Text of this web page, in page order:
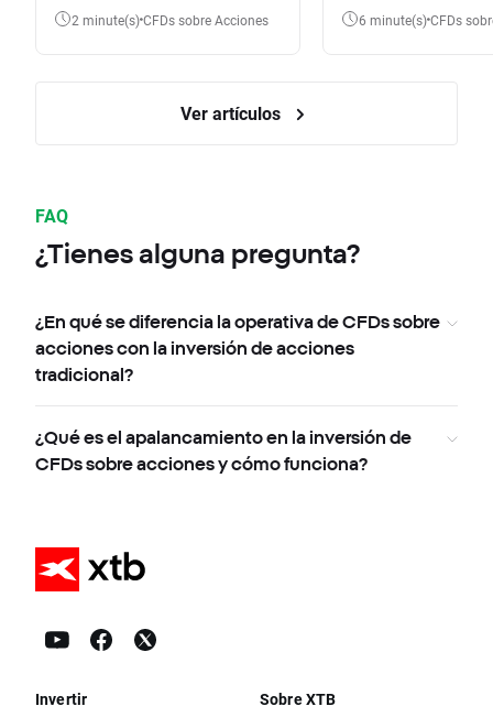
diferencia?
2 minute(s) CFDs sobre Acciones 6 minute(s) CFDs
Ver artículos
FAQ
¿Tienes alguna pregunta?
¿En qué se diferencia la operativa de CFDs sobre
acciones con la inversión de acciones
tradicional?
¿Qué es el apalancamiento en la inversión de
CFDs sobre acciones y cómo funciona?
Invertir Sobre XTB